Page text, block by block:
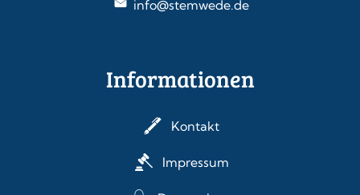
info@stemwede.de
Informationen
Kontakt
Impressum